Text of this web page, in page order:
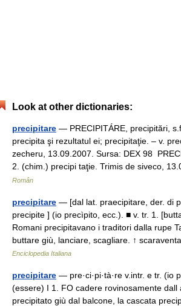
Look at other dictionaries:
precipitare — PRECIPITÁRE, precipitări,
precipita şi rezultatul ei; precipitaţie. – v.
zecheru, 13.09.2007. Sursa: DEX 98
2. (chim.) precipi taţie. Trimis de siveco,
Român
precipitare — [dal lat. praecipitare, der. di
precipite ] (io precìpito, ecc.). ■ v. tr. 1.
Romani precipitavano i traditori dalla rupe
buttare giù, lanciare, scagliare. ↑
Enciclopedia Italiana
precipitare — pre·ci·pi·tà·re v.intr. e tr. (io
(essere) I 1. FO cadere rovinosamente dall
precipitato giù dal balcone, la cascata